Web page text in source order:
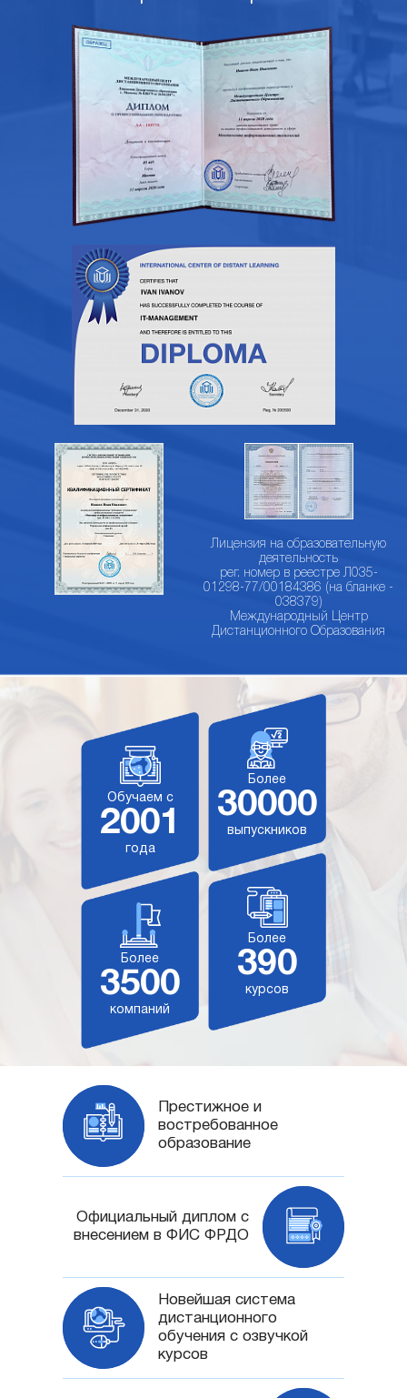
Лицензия на образовательную
деятельность
рег. номер в реестре Л035-
01298-77/00184386 (на бланке -
038379)
Международный Центр
Дистанционного Образования
Обучаем с
2001
года
Более
30000
выпускников
Более
3500
компаний
Более
390
курсов
Престижное и
востребованное
образование
Официальный диплом с
внесением в ФИС ФРДО
Новейшая система
дистанционного
обучения с озвучкой
курсов